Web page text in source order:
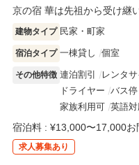
京の宿 華は先祖から受け継
建物タイプ 民家・町家
宿泊タイプ 一棟貸し 個室
その他特徴 連泊割引 レンタ
ドライヤー バス停
家族利用可 英語
宿泊料 : ¥13,000〜17,000お
求人募集あり